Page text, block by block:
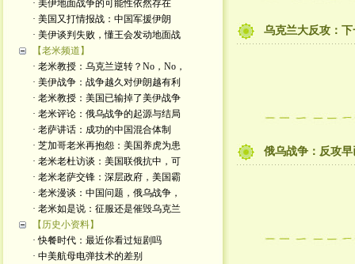
· 美伊地面战争的可能性依然存在
· 美国又打情报战：中国军援伊朗
· 美伊谈判失败，懂王会发动地面战
【老米频道】
· 老米教授：乌克兰逆转？No，No，
· 美伊战争：战争越久对伊朗越有利
· 老米教授：美国已输掉了美伊战争
· 老米评论：俄乌战争的起源与结局
· 老萨讲话：成功的中国混合体制
· 芝加哥老米再抱怨：美国养虎为患
· 老米老杜访谈：美国联俄抗中，可
· 老米老萨交锋：深层政府，美国霸
· 老米漫谈：中国问题，俄乌战争，
· 老米如是说：征服还是催毁乌克兰
【历史小资料】
· 快餐时代：最近你看过短剧吗
· 中美航母电弹技术的差别
乌克兰大反攻：
俄乌战争：反攻